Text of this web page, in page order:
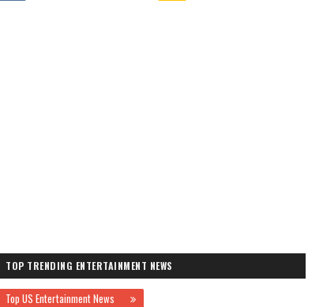
TOP TRENDING ENTERTAINMENT NEWS
Top US Entertainment News